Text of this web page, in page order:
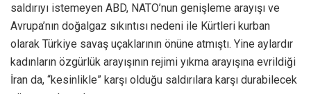
saldırıyı istemeyen ABD, NATO’nun genişleme arayışı ve
Avrupa’nın doğalgaz sıkıntısı nedeni ile Kürtleri kurban
olarak Türkiye savaş uçaklarının önüne atmıştı. Yine aylardır
kadınların özgürlük arayışının rejimi yıkma arayışına evrildiği
İran da, “kesinlikle” karşı olduğu saldırılara karşı durabilecek